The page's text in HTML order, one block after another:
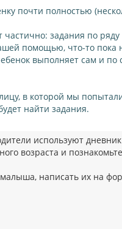
почти полностью
задания по ряду
помощью, что-то пока
выполняет сам и
в которой мы
найти задания.
используют
возраста и
написать их на